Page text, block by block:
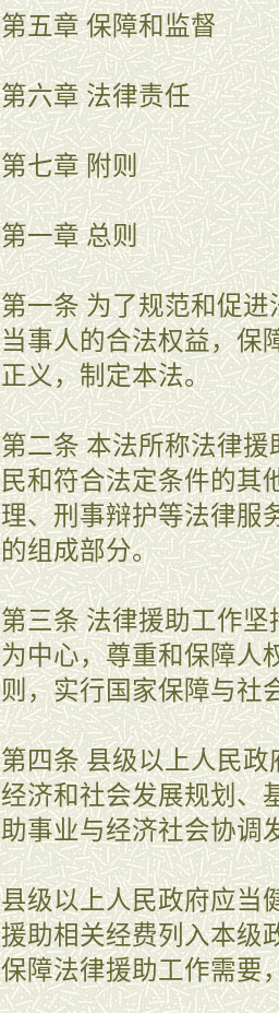
第五章 保障和监督
第六章 法律责任
第七章 附则
第一章 总则
第一条 为了规范和促
当事人的合法权益，保
正义，制定本法。
第二条 本法所称法律
民和符合法定条件的其
理、刑事辩护等法律服
的组成部分。
第三条 法律援助工作
为中心，尊重和保障人
则，实行国家保障与社
第四条 县级以上人民
经济和社会发展规划、
助事业与经济社会协调
县级以上人民政府应当
援助相关经费列入本级
保障法律援助工作需要